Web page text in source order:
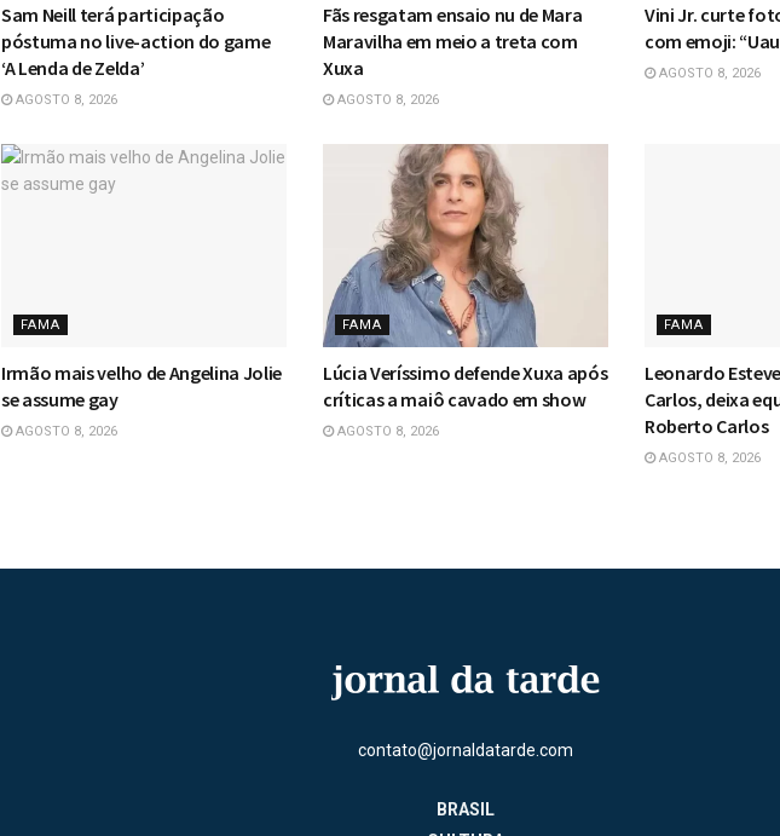
Sam Neill terá participação
póstuma no live-action do game
‘A Lenda de Zelda’
AGOSTO 8, 2026
Fãs resgatam ensaio nu de Mara
Maravilha em meio a treta com
Xuxa
AGOSTO 8, 2026
Vini Jr. curte
com emoji:
AGOSTO 8, 2026
FAMA
Irmão mais velho de Angelina Jolie
se assume gay
AGOSTO 8, 2026
FAMA
Lúcia Veríssimo defende Xuxa após
críticas a maiô cavado em show
AGOSTO 8, 2026
FAMA
Leonardo
Carlos, deixa
Roberto Carlos
AGOSTO 8, 2026
contato@jornaldatarde.com
BRASIL